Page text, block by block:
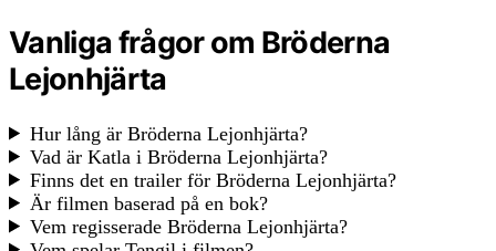
Vanliga frågor om Bröderna
Lejonhjärta
Hur lång är Bröderna Lejonhjärta?
Vad är Katla i Bröderna Lejonhjärta?
Finns det en trailer för Bröderna Lejonhjärta?
Är filmen baserad på en bok?
Vem regisserade Bröderna Lejonhjärta?